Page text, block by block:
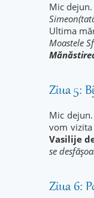
Mic
Ultima
Moastele
Ziua 5:
Mic
vom vizita
Vasilije
se
Ziua 6: